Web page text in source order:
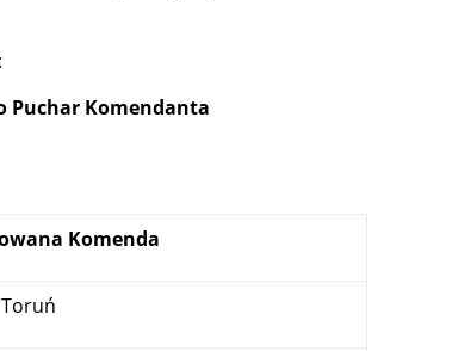
Puchar Komendanta
Komenda
Toruń